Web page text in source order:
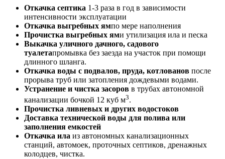
Откачка септика 1-3 раза в год в зависимости
интенсивности эксплуатации
Откачка выгребных ямпо мере наполнения
Прочистка выгребных ями утилизация ила и песка
Выкачка уличного дачного, садового
туалетапромывка без заезда на участок при помощи
длинного шланга.
Откачка воды с подвалов, пруда, котлованов после
прорыва труб или затопления дождевыми водами.
Устранение и чистка засоров в трубах автономной
канализации бочкой 12 куб м3.
Прочистка ливневых и других водостоков
Доставка технической воды для полива или
заполнения емкостей
Откачка ила из автономных канализационных
станций, автомоек, проточных септиков, дренажных
колодцев, чистка.